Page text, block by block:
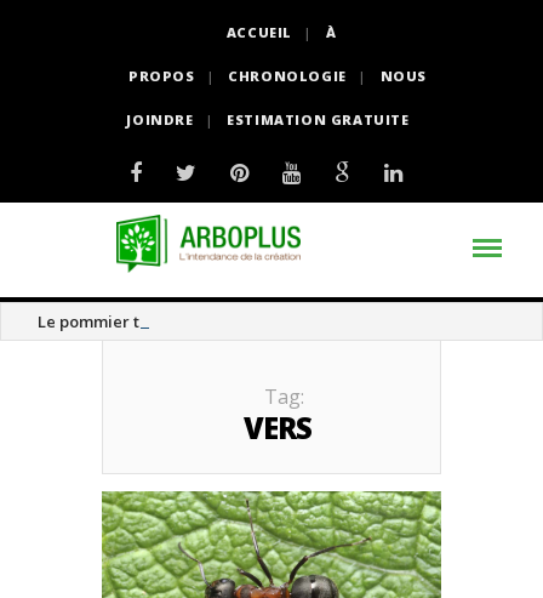
ACCUEIL À
PROPOS CHRONOLOGIE NOUS
JOINDRE ESTIMATION GRATUITE
Le pommier thé
Tag:
VERS